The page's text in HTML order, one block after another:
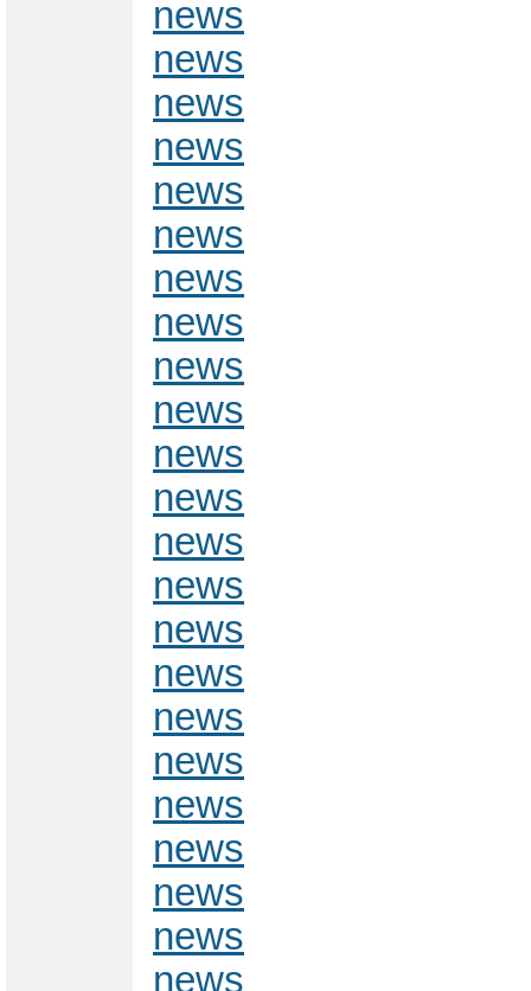
news
news
news
news
news
news
news
news
news
news
news
news
news
news
news
news
news
news
news
news
news
news
news